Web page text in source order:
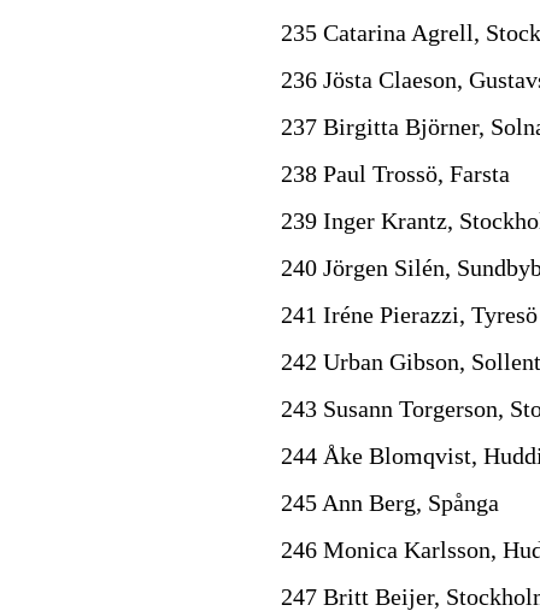
235 Catarina Agrell,
236 Jösta Claeson,
237 Birgitta Björner,
238 Paul Trossö, Farsta
239 Inger Krantz,
240 Jörgen Silén,
241 Iréne Pierazzi, Tyresö
242 Urban Gibson,
243 Susann Torgerson,
244 Åke Blomqvist,
245 Ann Berg, Spånga
246 Monica Karlsson,
247 Britt Beijer,